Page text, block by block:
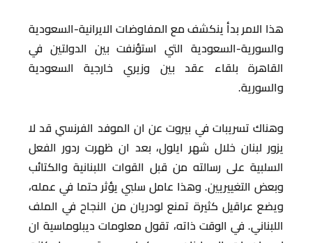
هذا الامر بدأ ينكشف مع المفاوضات الايرانية-السعودية
والسورية-السعودية التي استؤنفت بين الدولتين في
القاهرة بلقاء عقد بين وزيري خارجية السعودية
والسورية.
وهناك تسريبات في بيروت عن ان الموفد الفرنسي قد لا
يزور لبنان خلال شهر ايلول، بعد ان ظهرت ردور الفعل
السلبية على رسالته من قبل القوات اللبنانية والكتائب
وبعض التغييريين. وهذا عامل سلبي يؤثر حتما في عمله،
ويضع عراقيل كثيرة تمنع لودريان من النجاح في الملف
اللبناني. في الوقت ذاته، تقول معلومات ديبلوماسية ان